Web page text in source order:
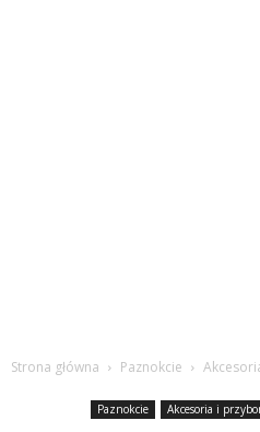
Strona główna Paznokcie
Paznokcie Akcesoria i